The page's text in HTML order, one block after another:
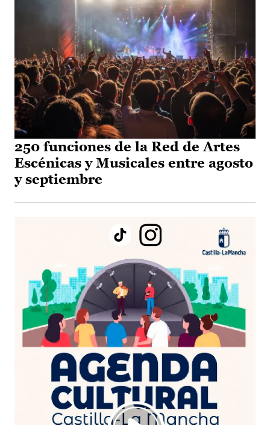
250 funciones de la Red de Artes
Escénicas y Musicales entre agosto
y septiembre